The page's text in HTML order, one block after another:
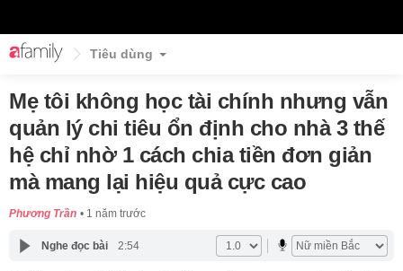
Tiêu dùng
Mẹ tôi không học tài chính nhưng vẫn
quản lý chi tiêu ổn định cho nhà 3 thế
hệ chỉ nhờ 1 cách chia tiền đơn giản
mà mang lại hiệu quả cực cao
Phương Trần 1 năm trước
Nghe đọc bài 2:54